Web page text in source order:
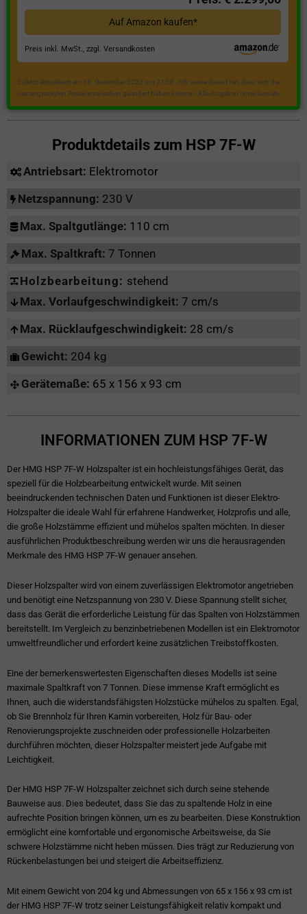
Auf Amazon kaufen*
Preis inkl. MwSt., zzgl. Versandkosten
Zuletzt aktualisiert am 18. Dezember 2023 um 21:50 . Ich weise darauf hin, dass sich die
hier angezeigten Preise inzwischen geändert haben können. Alle Angaben ohne Gewähr.
Produktdetails zum HSP 7F-W
Antriebsart: Elektromotor
Netzspannung: 230 V
Max. Spaltgutlänge: 110 cm
Max. Spaltkraft: 7 Tonnen
Holzbearbeitung: stehend
Max. Vorlaufgeschwindigkeit: 7 cm/s
Max. Rücklaufgeschwindigkeit: 28 cm/s
Gewicht: 204 kg
Gerätemaße: 65 x 156 x 93 cm
INFORMATIONEN ZUM HSP 7F-W
Der HMG HSP 7F-W Holzspalter ist ein hochleistungsfähiges Gerät, das
speziell für die Holzbearbeitung entwickelt wurde. Mit seinen
beeindruckenden technischen Daten und Funktionen ist dieser Elektro-
Holzspalter die ideale Wahl für erfahrene Handwerker, Holzprofis und alle,
die große Holzstämme effizient und mühelos spalten möchten. In dieser
ausführlichen Produktbeschreibung werden wir uns die herausragenden
Merkmale des HMG HSP 7F-W genauer ansehen.
Dieser Holzspalter wird von einem zuverlässigen Elektromotor angetrieben
und benötigt eine Netzspannung von 230 V. Diese Spannung stellt sicher,
dass das Gerät die erforderliche Leistung für das Spalten von Holzstämmen
bereitstellt. Im Vergleich zu benzinbetriebenen Modellen ist ein Elektromotor
umweltfreundlicher und erfordert keine zusätzlichen Treibstoffkosten.
Eine der bemerkenswertesten Eigenschaften dieses Modells ist seine
maximale Spaltkraft von 7 Tonnen. Diese immense Kraft ermöglicht es
Ihnen, auch die widerstandsfähigsten Holzstücke mühelos zu spalten. Egal,
ob Sie Brennholz für Ihren Kamin vorbereiten, Holz für Bau- oder
Renovierungsprojekte zuschneiden oder professionelle Holzarbeiten
durchführen möchten, dieser Holzspalter meistert jede Aufgabe mit
Leichtigkeit.
Der HMG HSP 7F-W Holzspalter zeichnet sich durch seine stehende
Bauweise aus. Dies bedeutet, dass Sie das zu spaltende Holz in eine
aufrechte Position bringen können, um es zu bearbeiten. Diese Konstruktion
ermöglicht eine komfortable und ergonomische Arbeitsweise, da Sie
schwere Holzstämme nicht heben müssen. Dies trägt zur Reduzierung von
Rückenbelastungen bei und steigert die Arbeitseffizienz.
Mit einem Gewicht von 204 kg und Abmessungen von 65 x 156 x 93 cm ist
der HMG HSP 7F-W trotz seiner Leistungsfähigkeit relativ kompakt und